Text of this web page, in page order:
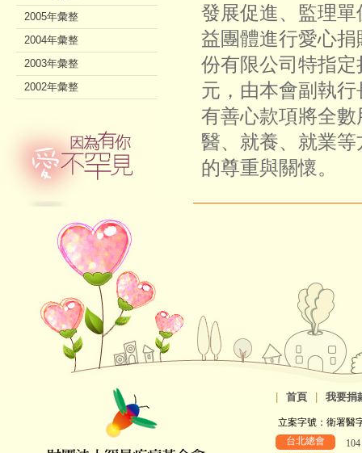
發展促進、監理
益團體進行愛心
份有限公司特指
元，由本會副執
有善心款項將全
醫、就養、就業
的尊重與關懷。
2005年彙整
2004年彙整
2003年彙整
2002年彙整
首頁 我要捐
立案字號：衛署醫
台北總會